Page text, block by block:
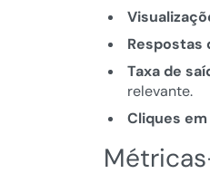
Respostas
Taxa de
relevante.
Cliques